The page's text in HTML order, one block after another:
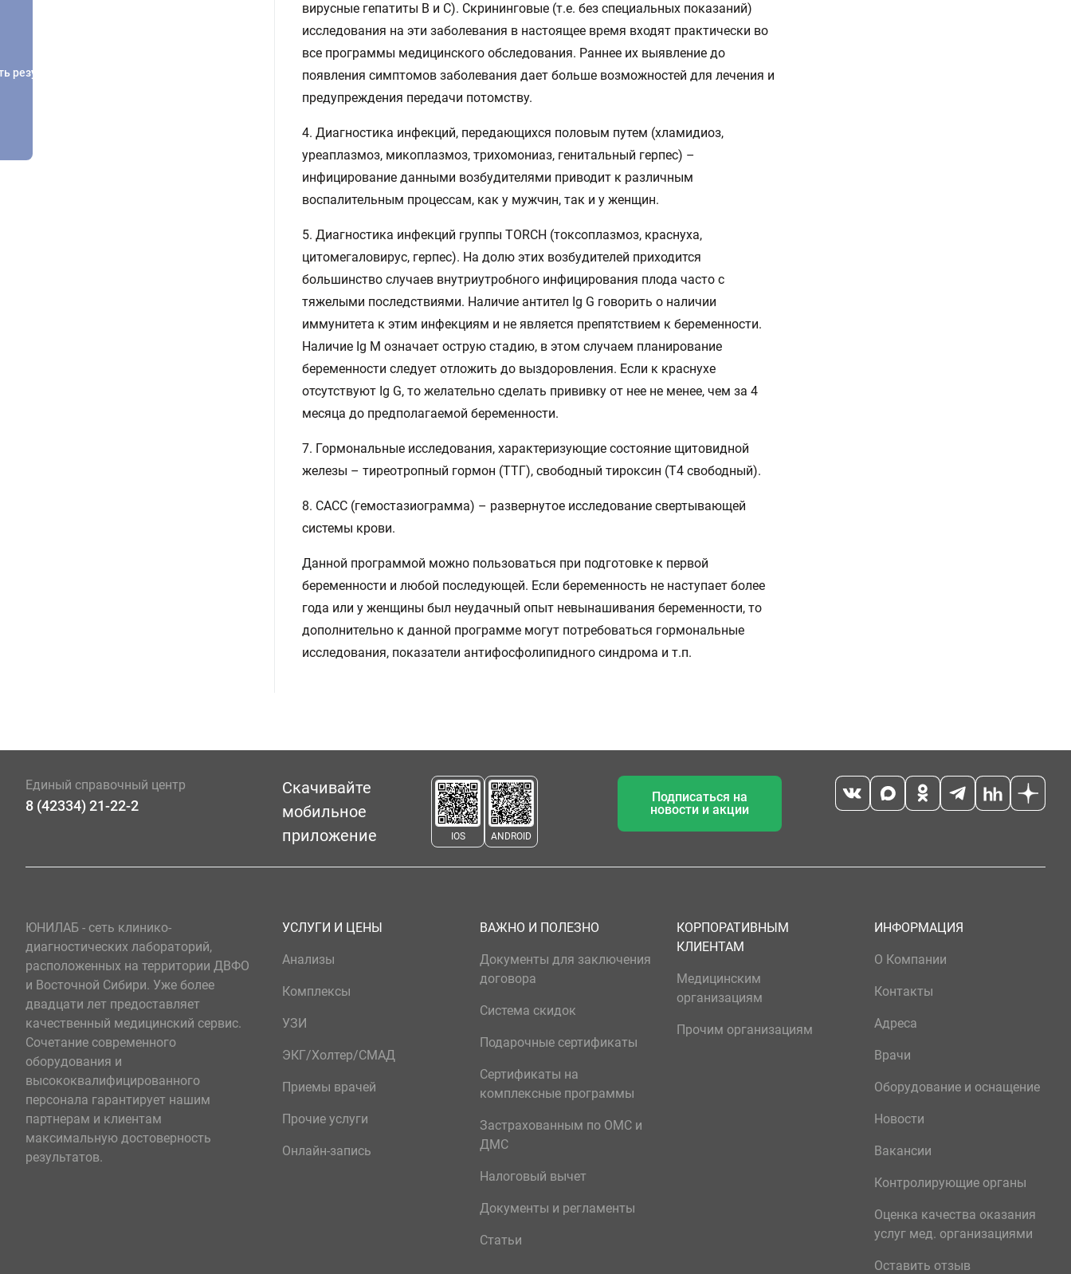
вирусные гепатиты В и С). Скрининговые (т.е. без специальных показаний)
исследования на эти заболевания в настоящее время входят практически во
все программы медицинского обследования. Раннее их выявление до
появления симптомов заболевания дает больше возможностей для лечения и
предупреждения передачи потомству.
4. Диагностика инфекций, передающихся половым путем (хламидиоз,
уреаплазмоз, микоплазмоз, трихомониаз, генитальный герпес) –
инфицирование данными возбудителями приводит к различным
воспалительным процессам, как у мужчин, так и у женщин.
5. Диагностика инфекций группы ТОRCH (токсоплазмоз, краснуха,
цитомегаловирус, герпес). На долю этих возбудителей приходится
большинство случаев внутриутробного инфицирования плода часто с
тяжелыми последствиями. Наличие антител Ig G говорить о наличии
иммунитета к этим инфекциям и не является препятствием к беременности.
Наличие Ig М означает острую стадию, в этом случаем планирование
беременности следует отложить до выздоровления. Если к краснухе
отсутствуют Ig G, то желательно сделать прививку от нее не менее, чем за 4
месяца до предполагаемой беременности.
7. Гормональные исследования, характеризующие состояние щитовидной
железы – тиреотропный гормон (ТТГ), свободный тироксин (Т4 свободный).
8. САСС (гемостазиограмма) – развернутое исследование свертывающей
системы крови.
Данной программой можно пользоваться при подготовке к первой
беременности и любой последующей. Если беременность не наступает более
года или у женщины был неудачный опыт невынашивания беременности, то
дополнительно к данной программе могут потребоваться гормональные
исследования, показатели антифосфолипидного синдрома и т.п.
результатов
Единый справочный центр
8 (42334) 21-22-2
Скачивайте
мобильное
приложение
IOS ANDROID
Подписаться на
новости и акции
ЮНИЛАБ - сеть клинико-
диагностических лабораторий,
расположенных на территории ДВФО
и Восточной Сибири. Уже более
двадцати лет предоставляет
качественный медицинский сервис.
Сочетание современного
оборудования и
высококвалифицированного
персонала гарантирует нашим
партнерам и клиентам
максимальную достоверность
результатов.
УСЛУГИ И ЦЕНЫ
Анализы
Комплексы
УЗИ
ЭКГ/Холтер/СМАД
Приемы врачей
Прочие услуги
Онлайн-запись
ВАЖНО И ПОЛЕЗНО
Документы для заключения
договора
Система скидок
Подарочные сертификаты
Сертификаты на
комплексные программы
Застрахованным по ОМС и
ДМС
Налоговый вычет
Документы и регламенты
Статьи
КОРПОРАТИВНЫМ
КЛИЕНТАМ
Медицинским
организациям
Прочим организациям
ИНФОРМАЦИЯ
О Компании
Контакты
Адреса
Врачи
Оборудование и оснащение
Новости
Вакансии
Контролирующие органы
Оценка качества оказания
услуг мед. организациями
Оставить отзыв